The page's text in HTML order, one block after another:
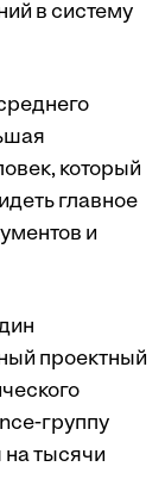
в систему
который
главное
и
проектный
группу
тысячи